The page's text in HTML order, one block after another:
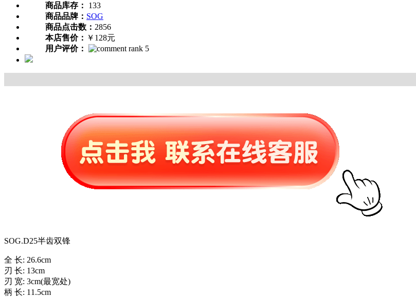
商品库存：
133
商品品牌： SOG
商品点击数： 2856
本店售价： ￥128元
用户评价：
SOG.D25半齿双锋
全 长: 26.6cm
刃 长: 13cm
刃 宽: 3cm(最宽处)
柄 长: 11.5cm